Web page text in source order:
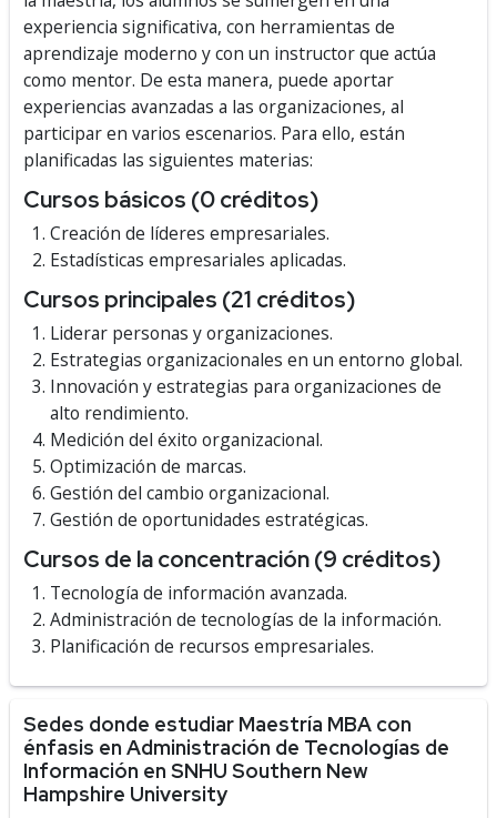
experiencia significativa, con herramientas de
aprendizaje moderno y con un instructor que actúa
como mentor. De esta manera, puede aportar
experiencias avanzadas a las organizaciones, al
participar en varios escenarios. Para ello, están
planificadas las siguientes materias:
Cursos básicos (0 créditos)
Creación de líderes empresariales.
Estadísticas empresariales aplicadas.
Cursos principales (21 créditos)
Liderar personas y organizaciones.
Estrategias organizacionales en un entorno global.
Innovación y estrategias para organizaciones de
alto rendimiento.
Medición del éxito organizacional.
Optimización de marcas.
Gestión del cambio organizacional.
Gestión de oportunidades estratégicas.
Cursos de la concentración (9 créditos)
Tecnología de información avanzada.
Administración de tecnologías de la información.
Planificación de recursos empresariales.
Sedes donde estudiar Maestría MBA con
énfasis en Administración de Tecnologías de
Información en SNHU Southern New
Hampshire University